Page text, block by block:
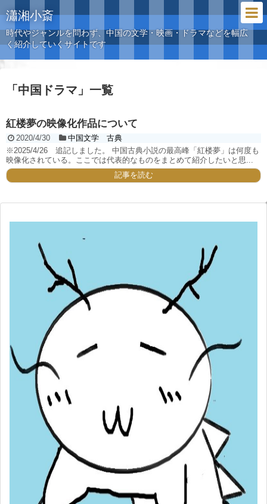
瀟湘小斎
時代やジャンルを問わず、中国の文学・映画・ドラマなどを幅広
く紹介していくサイトです
「 中国ドラマ 」 一覧
紅楼夢の映像化作品について
2020/4/30
中国文学 古典
※2025/4/26 追記しました。 中国古典小説の最高峰「紅楼夢」は何度も
映像化されている。ここでは代表的なものをまとめて紹介したいと思...
記事を読む